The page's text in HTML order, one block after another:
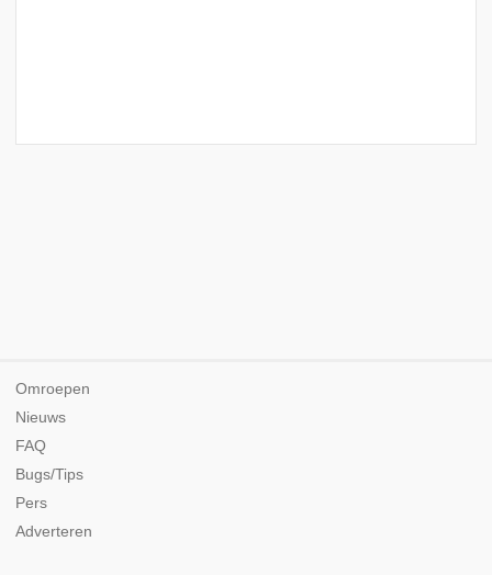
Omroepen
Nieuws
FAQ
Bugs/Tips
Pers
Adverteren